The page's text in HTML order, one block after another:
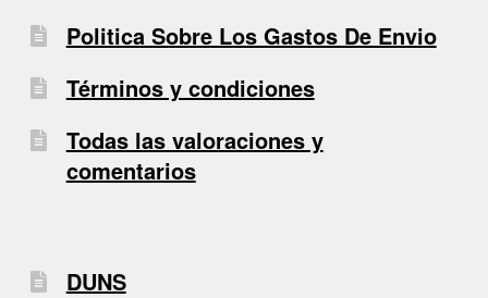
Politica Sobre Los Gastos De Envio
Términos y condiciones
Todas las valoraciones y
comentarios
DUNS